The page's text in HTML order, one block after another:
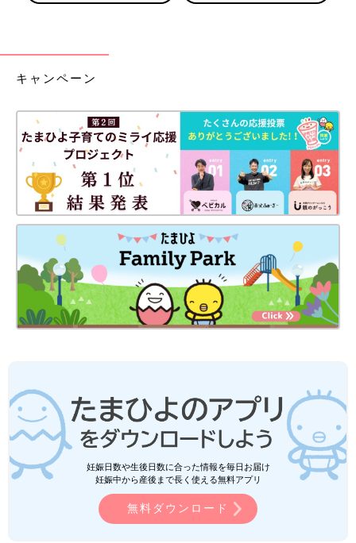
キャンペーン
妊娠日数や生後日数に合った情報を毎日お届け
妊娠中から産後まで長く使える無料アプリ
無料ダウンロード